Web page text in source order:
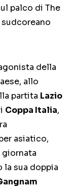
palco di The
della
allo
partita Lazio
Coppa Italia,
asiatico,
giornata
sua doppia